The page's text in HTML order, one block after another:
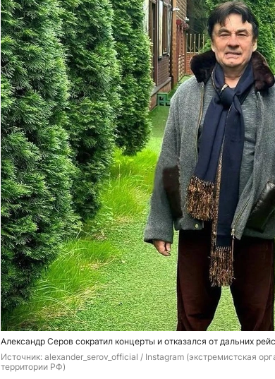
Александр Серов сократил концерты и отказался от дальних
Источник: alexander_serov_official / Instagram (экстремистская
территории РФ)